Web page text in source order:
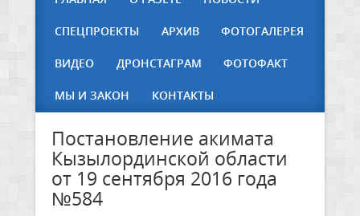
СПЕЦПРОЕКТЫ АРХИВ ФОТОГАЛЕРЕЯ
ВИДЕО ДРОНСТАГРАМ ФОТОФАКТ
МЫ И ЗАКОН КОНТАКТЫ
Постановление акимата
Кызылординской области
от 19 сентября 2016 года
№584